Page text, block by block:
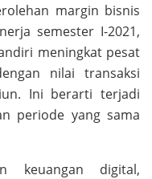
margin bisnis
semester I-2021,
meningkat pesat
nilai transaksi
Ini berarti terjadi
periode yang sama
keuangan digital,